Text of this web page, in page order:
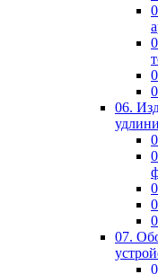
06.
07.